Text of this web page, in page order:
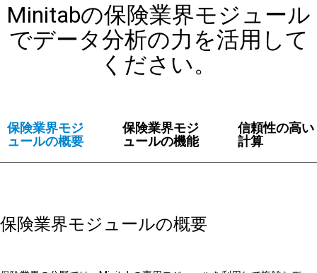
Minitabの保険業界モジュール
でデータ分析の力を活用して
ください。
保険業界モジ
ュールの概要
保険業界モジ
ュールの機能
信頼性の高い
計算
保険業界モジュールの概要